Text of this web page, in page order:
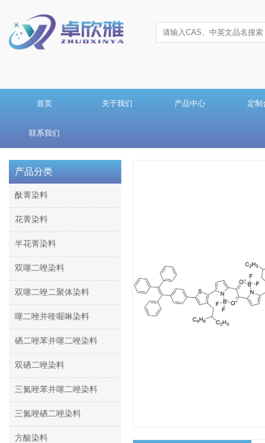
首页 关于我们 产品中心 定制
联系我们
产品分类
酞菁染料
花菁染料
半花菁染料
双噻二唑染料
双噻二唑二聚体染料
噻二唑并喹喔啉染料
硒二唑苯并噻二唑染料
双硒二唑染料
三氮唑苯并噻二唑染料
三氮唑硒二唑染料
方酸染料